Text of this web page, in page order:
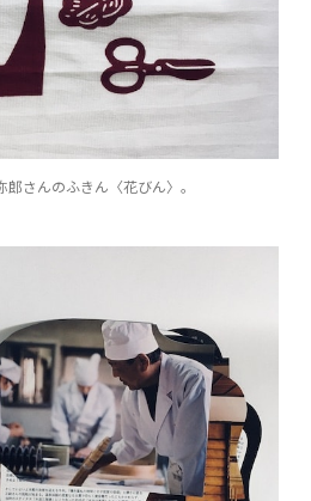
さんのふきん〈花びん〉。